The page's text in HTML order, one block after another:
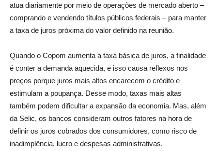
atua diariamente por meio de operações de mercado aberto –
comprando e vendendo títulos públicos federais – para manter
a taxa de juros próxima do valor definido na reunião.
Quando o Copom aumenta a taxa básica de juros, a finalidade
é conter a demanda aquecida, e isso causa reflexos nos
preços porque juros mais altos encarecem o crédito e
estimulam a poupança. Desse modo, taxas mais altas
também podem dificultar a expansão da economia. Mas, além
da Selic, os bancos consideram outros fatores na hora de
definir os juros cobrados dos consumidores, como risco de
inadimplência, lucro e despesas administrativas.